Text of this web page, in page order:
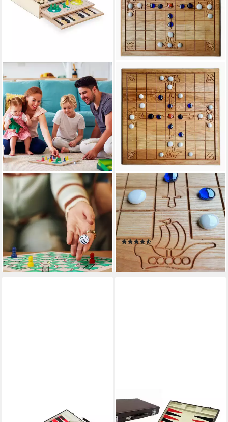
RELAXDAYS
Spielesammlung mit 7
Brettspiele
29,99 € UVP59,99 €
-50%
lieferbar - in 2-3 Werktagen bei dir
MADERA SPIELZEUGE
Spielesammlung Tablut
Eschenholz, Strategiespiel,
spannendes Strategiespiel mit
tiefer Geschichte
(2)
38,95 €
lieferbar - in 2-3 Werktagen bei dir